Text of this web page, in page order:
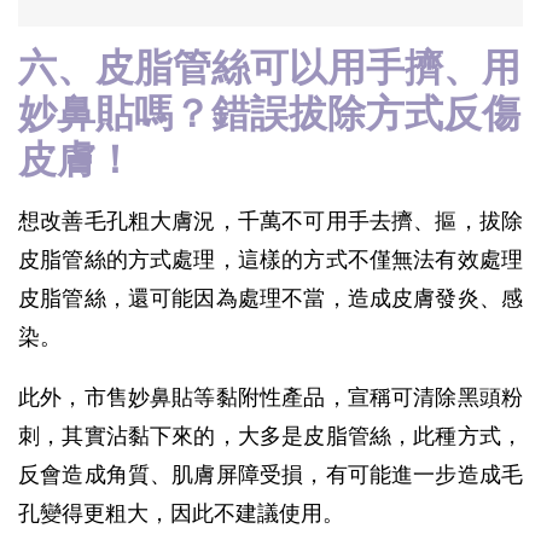
六、皮脂管絲可以用手擠、用
妙鼻貼嗎？錯誤拔除方式反傷
皮膚！
想改善毛孔粗大膚況，千萬不可用手去擠、摳，拔除
皮脂管絲的方式處理，這樣的方式不僅無法有效處理
皮脂管絲，還可能因為處理不當，造成皮膚發炎、感
染。
此外，市售妙鼻貼等黏附性產品，宣稱可清除黑頭粉
刺，其實沾黏下來的，大多是皮脂管絲，此種方式，
反會造成角質、肌膚屏障受損，有可能進一步造成毛
孔變得更粗大，因此不建議使用。